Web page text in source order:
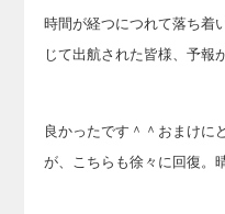
時間が経つにつれて落ち着
じて出航された皆様、予報
良かったです＾＾おまけに
が、こちらも徐々に回復。